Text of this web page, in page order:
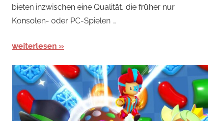
Sportspiele ,
bieten inzwischen eine Qualität, die früher nur
Konsolen- oder PC-Spielen …
weiterlesen